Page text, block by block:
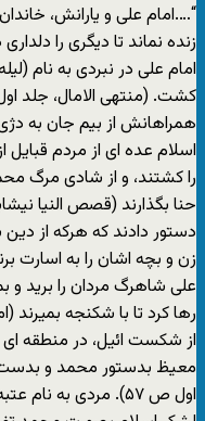
“….امام علی و یارانش،
همراهانش از بیم جان به
اسلام عده ای از مردم قبایل
را کشتند، و از شادی مرگ
دستور دادند که هرکه از
علی شاهرگ مردان را برید و
از شکست ائیل، در منطقه ای
معیظ بدستور محمد و بدست
اول ص ۵۷). مردی به